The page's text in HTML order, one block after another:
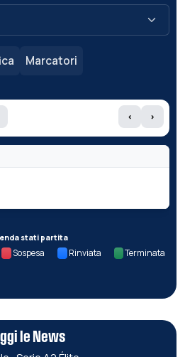
Marcatori
‹ ›
stati partita
Sospesa Rinviata Terminata
le News